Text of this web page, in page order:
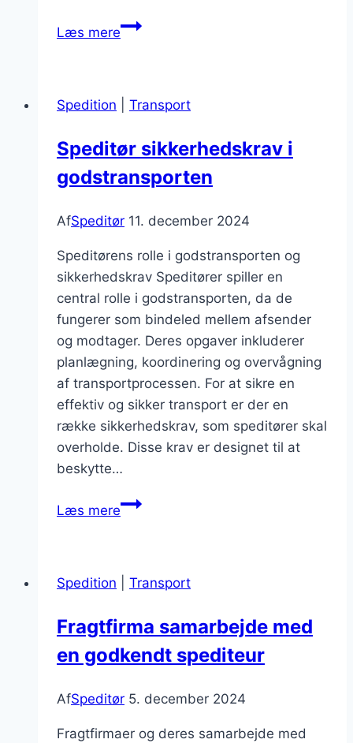
Læs mereSpeditør
Spedition Transport
Speditør sikkerhedskrav i
godstransporten
AfSpeditør 11. december 2024
Speditørens rolle i godstransporten og
sikkerhedskrav Speditører spiller en
central rolle i godstransporten, da de
fungerer som bindeled mellem afsender
og modtager. Deres opgaver inkluderer
planlægning, koordinering og overvågning
af transportprocessen. For at sikre en
effektiv og sikker transport er der en
række sikkerhedskrav, som speditører skal
overholde. Disse krav er designet til at
beskytte…
Læs mereSpeditør
Spedition
Transport
Fragtfirma samarbejde med
en godkendt spediteur
AfSpeditør 5. december 2024
Fragtfirmaer og deres samarbejde med